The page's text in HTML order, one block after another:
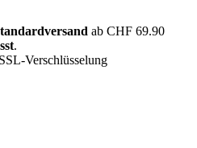
ab CHF 69.90
.
Verschlüsselung